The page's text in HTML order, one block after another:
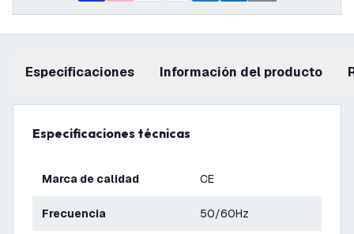
Especificaciones información del producto
Especificaciones técnicas
Marca de calidad CE
Frecuencia 50/60Hz